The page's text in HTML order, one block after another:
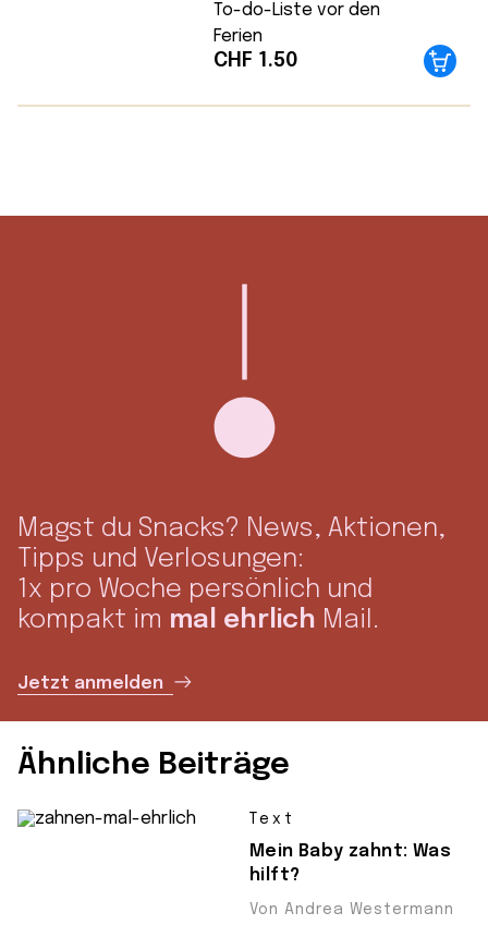
To-do-Liste vor den
Ferien
CHF 1.50
Magst du Snacks? News, Aktionen,
Tipps und Verlosungen:
1x pro Woche persönlich und
kompakt im mal ehrlich Mail.
Jetzt anmelden
Ähnliche Beiträge
Text
Mein Baby zahnt: Was
hilft?
Von Andrea Westermann